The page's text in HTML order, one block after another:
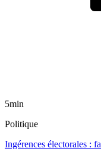
5min
Politique
Ingérences électorales :